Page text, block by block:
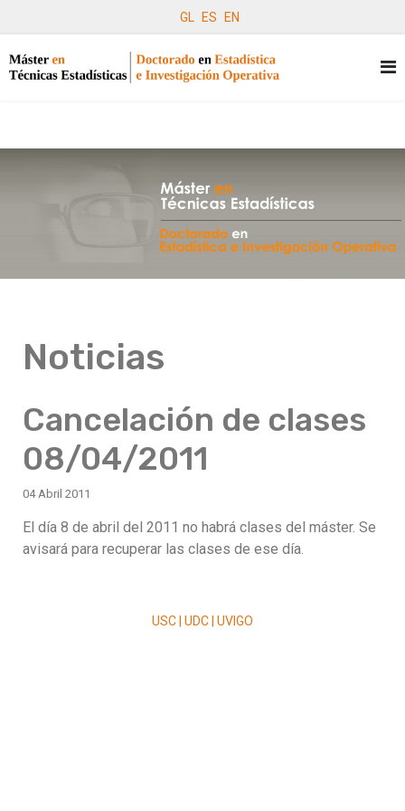
GL ES EN
Noticias
Cancelación de clases
08/04/2011
04 Abril 2011
El día 8 de abril del 2011 no habrá clases del máster. Se
avisará para recuperar las clases de ese día.
USC | UDC | UVIGO